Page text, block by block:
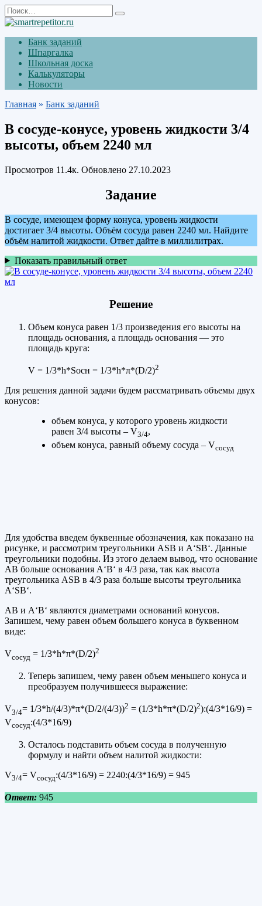
Перейти
к
содержанию
Search
for:
Банк заданий
Шпаргалка
Школьная доска
Калькуляторы
Новости
Главная » Банк заданий
В сосуде-конусе, уровень жидкости 3/4
высоты, объем 2240 мл
Просмотров 11.4к. Обновлено 27.10.2023
Задание
В сосуде, имеющем форму конуса, уровень жидкости
достигает 3/4 высоты. Объём сосуда равен 2240 мл. Найдите
объём налитой жидкости. Ответ дайте в миллилитрах.
Показать правильный ответ
Решение
Объем конуса равен 1/3 произведения его высоты на
площадь основания, а площадь основания — это
площадь круга:
V = 1/3*h*Socн = 1/3*h*π*(D/2)2
Для решения данной задачи будем рассматривать объемы двух
конусов:
объем конуса, у которого уровень жидкости
равен 3/4 высоты – V3/4,
объем конуса, равный объему сосуда – Vсосуд
Для удобства введем буквенные обозначения, как показано на
рисунке, и рассмотрим треугольники АSВ и А‘SВ‘. Данные
треугольники подобны. Из этого делаем вывод, что основание
АВ больше основания А‘В‘ в 4/3 раза, так как высота
треугольника АSВ в 4/3 раза больше высоты треугольника
А‘SВ‘.
АВ и А‘В‘ являются диаметрами оснований конусов.
Запишем, чему равен объем большего конуса в буквенном
виде:
Vсосуд = 1/3*h*π*(D/2)2
Теперь запишем, чему равен объем меньшего конуса и
преобразуем получившееся выражение:
V3/4= 1/3*h/(4/3)*π*(D/2/(4/3))2 = (1/3*h*π*(D/2)2):(4/3*16/9) =
Vсосуд:(4/3*16/9)
Осталось подставить объем сосуда в полученную
формулу и найти объем налитой жидкости:
V3/4= Vсосуд:(4/3*16/9) = 2240:(4/3*16/9) = 945
Ответ: 945